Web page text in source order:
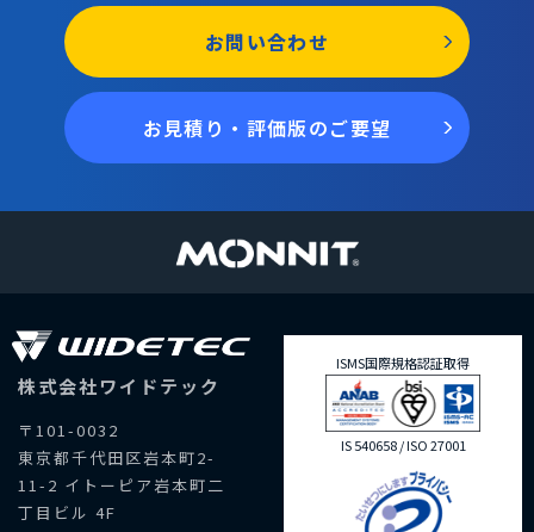
お問い合わせ
お見積り・評価版のご要望
株式会社ワイドテック
〒101-0032
東京都千代田区岩本町2-
11-2 イトーピア岩本町二
丁目ビル 4F
ISMS国際規格認証取得
IS 540658 / ISO 27001